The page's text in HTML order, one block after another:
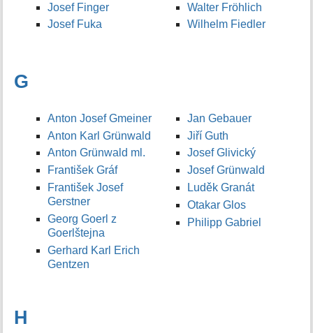
Josef Finger
Josef Fuka
Walter Fröhlich
Wilhelm Fiedler
G
Anton Josef Gmeiner
Anton Karl Grünwald
Anton Grünwald ml.
František Gráf
František Josef
Gerstner
Georg Goerl z
Goerlštejna
Gerhard Karl Erich
Gentzen
Jan Gebauer
Jiří Guth
Josef Glivický
Josef Grünwald
Luděk Granát
Otakar Glos
Philipp Gabriel
H